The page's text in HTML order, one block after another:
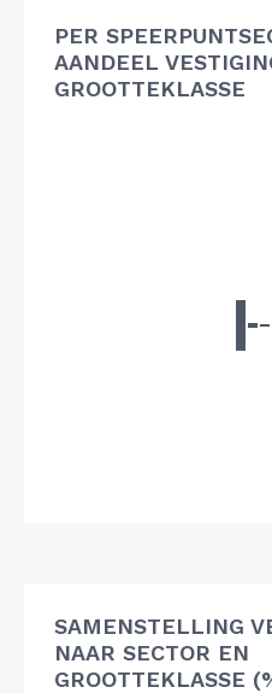
PER
AANDEEL
GROOTTEKLASSE
SAMENSTELLING
NAAR SECTOR EN
GROOTTEKLASSE